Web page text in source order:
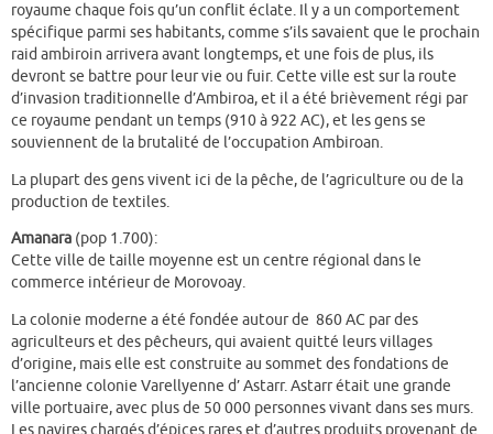
royaume chaque fois qu’un conflit éclate. Il y a un comportement
spécifique parmi ses habitants, comme s’ils savaient que le prochain
raid ambiroin arrivera avant longtemps, et une fois de plus, ils
devront se battre pour leur vie ou fuir. Cette ville est sur la route
d’invasion traditionnelle d’Ambiroa, et il a été brièvement régi par
ce royaume pendant un temps (910 à 922 AC), et les gens se
souviennent de la brutalité de l’occupation Ambiroan.
La plupart des gens vivent ici de la pêche, de l’agriculture ou de la
production de textiles.
Amanara (pop 1.700):
Cette ville de taille moyenne est un centre régional dans le
commerce intérieur de Morovoay.
La colonie moderne a été fondée autour de 860 AC par des
agriculteurs et des pêcheurs, qui avaient quitté leurs villages
d’origine, mais elle est construite au sommet des fondations de
l’ancienne colonie Varellyenne d’ Astarr. Astarr était une grande
ville portuaire, avec plus de 50 000 personnes vivant dans ses murs.
Les navires chargés d’épices rares et d’autres produits provenant de